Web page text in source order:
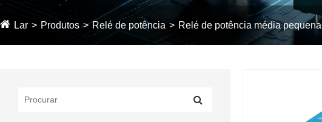
Lar Produtos Relé de potência Relé de potência média pequena